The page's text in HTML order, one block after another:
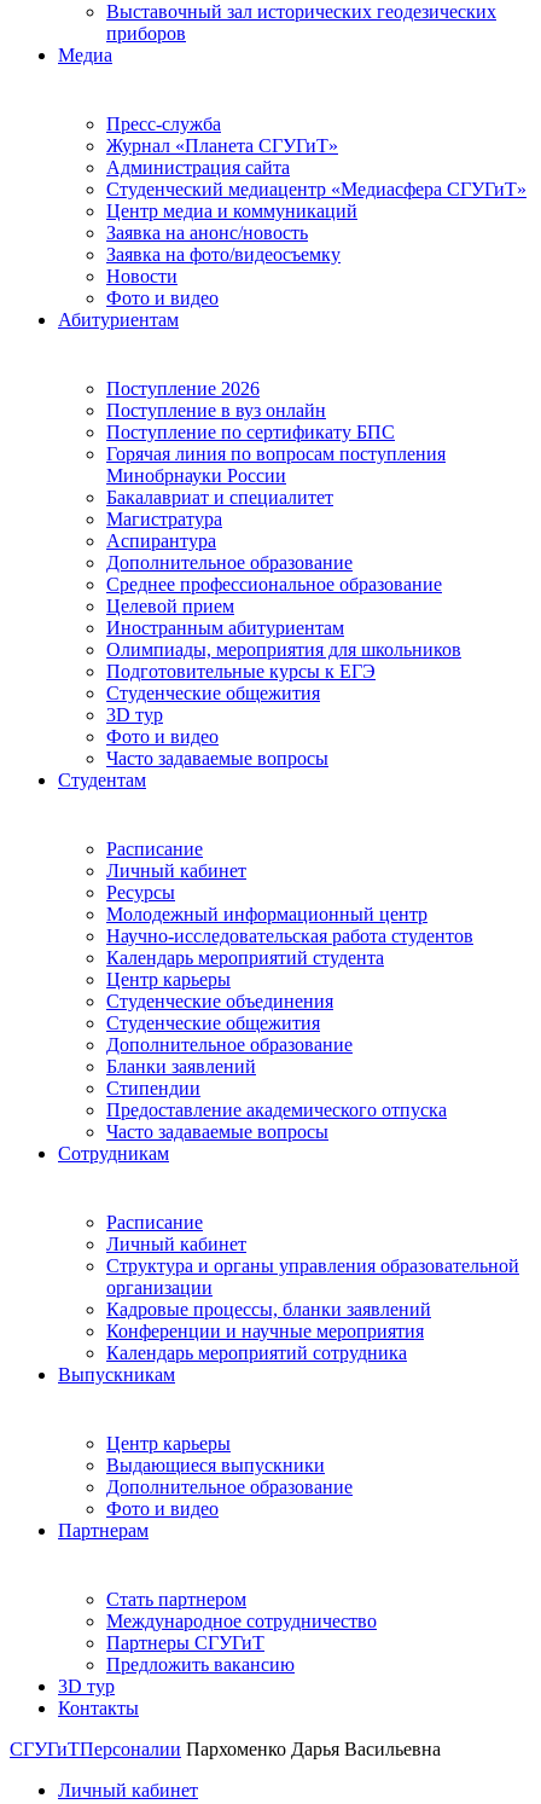
Выставочный зал исторических геодезических
приборов
Медиа
Пресс-служба
Журнал «Планета СГУГиТ»
Администрация сайта
Студенческий медиацентр «Медиасфера СГУГиТ»
Центр медиа и коммуникаций
Заявка на анонс/новость
Заявка на фото/видеосъемку
Новости
Фото и видео
Абитуриентам
Поступление 2026
Поступление в вуз онлайн
Поступление по сертификату БПС
Горячая линия по вопросам поступления
Минобрнауки России
Бакалавриат и специалитет
Магистратура
Аспирантура
Дополнительное образование
Среднее профессиональное образование
Целевой прием
Иностранным абитуриентам
Олимпиады, мероприятия для школьников
Подготовительные курсы к ЕГЭ
Студенческие общежития
3D тур
Фото и видео
Часто задаваемые вопросы
Студентам
Расписание
Личный кабинет
Ресурсы
Молодежный информационный центр
Научно-исследовательская работа студентов
Календарь мероприятий студента
Центр карьеры
Студенческие объединения
Студенческие общежития
Дополнительное образование
Бланки заявлений
Стипендии
Предоставление академического отпуска
Часто задаваемые вопросы
Сотрудникам
Расписание
Личный кабинет
Структура и органы управления образовательной
организации
Кадровые процессы, бланки заявлений
Конференции и научные мероприятия
Календарь мероприятий сотрудника
Выпускникам
Центр карьеры
Выдающиеся выпускники
Дополнительное образование
Фото и видео
Партнерам
Стать партнером
Международное сотрудничество
Партнеры СГУГиТ
Предложить вакансию
3D тур
Контакты
СГУГиТПерсоналии Пархоменко Дарья Васильевна
Личный кабинет